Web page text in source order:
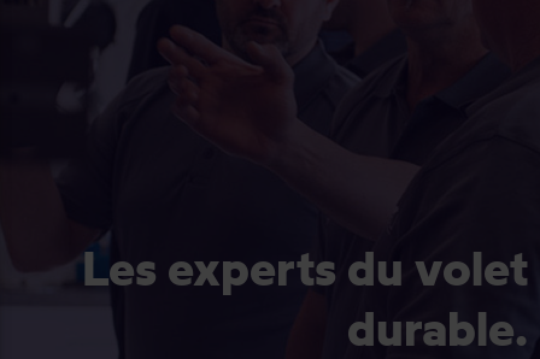
Les experts du volet
durable.